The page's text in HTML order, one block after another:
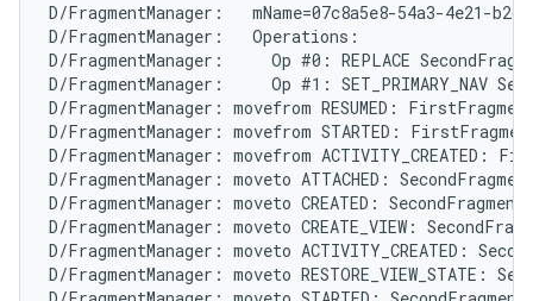
D/FragmentManager:   mName=07c8a5e8-54a3-4e21-
D/FragmentManager:   Operations:
D/FragmentManager:     Op #0: REPLACE
D/FragmentManager:     Op #1: SET_PRIMARY_NAV
D/FragmentManager: movefrom RESUMED:
D/FragmentManager: movefrom STARTED:
D/FragmentManager: movefrom ACTIVITY_CREATED:
D/FragmentManager: moveto ATTACHED:
D/FragmentManager: moveto CREATED:
D/FragmentManager: moveto CREATE_VIEW:
D/FragmentManager: moveto ACTIVITY_CREATED:
D/FragmentManager: moveto RESTORE_VIEW_STATE: